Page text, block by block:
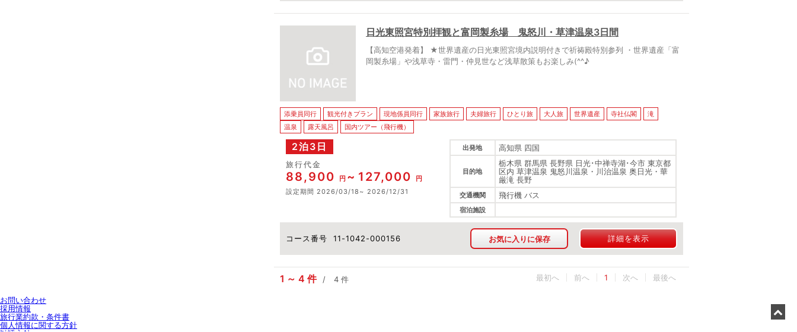
日光東照宮特別拝観と富岡製糸場 鬼怒川・草津温泉3日間
【高知空港発着】 ★世界遺産の日光東照宮境内説明付きで祈祷殿特別参列 ・世界遺産「富
岡製糸場」や浅草寺・雷門・仲見世など浅草散策もお楽しみ(^^♪
添乗員同行 観光付きプラン 現地係員同行 家族旅行 夫婦旅行 ひとり旅 大人旅 世界遺産 寺社仏閣
滝
温泉
露天風呂 国内ツアー（飛行機）
2泊3日
コース番号 11-1042-000156
旅行代金
88,900 円 127,000
円
設定期間 2026/03/18 2026/12/31
出発地 高知県 四国
目的地
栃木県 群馬県 長野県 日光･中禅寺湖･今市 東京都
区内 草津温泉 鬼怒川温泉・川治温泉 奥日光・華
厳滝 長野
交通機関 飛行機 バス
宿泊施設
お気に入りに保存 詳細を表示
1 4 件 4 件 最初へ 1 最後へ
お問い合わせ
採用情報
旅行業約款・条件書
個人情報に関する方針